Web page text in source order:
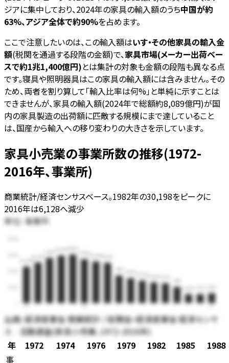
ジアに集中しており、2024年の家具の輸入額のうち中国が約
63%、アジア全体で約90%を占めます。
ここで注意したいのは、この輸入額はいす・その他家具の輸入金
額(税関を通過する段階の金額)で、家具市場(メーカー出荷ベー
スで約1兆1,400億円)とは集計の対象も金額の段階も異なる点
です。寝具や照明器具はこの家具の輸入額には含みません。その
ため、両者を割り算して「輸入比率は何%」と単純に示すことは
できませんが、家具の輸入額(2024年で総額約8,089億円)が国
内の家具製造の出荷額に匹敵する規模にまで達していること
は、国産から輸入への移り変わりの大きさを示しています。
家具小売業の事業所数の推移(1972-
2016年、事業所)
商業統計/経済センサスベース。1982年の30,198をピークに
2016年は6,128へ減少
単位: 事業所
出典:経済産業省 商業統計 / 総務省・経済産業省 経済センサ
ス‐活動調査(家具小売業、1972-2016年)
年
1972 1974 1976 1979 1982 1985
1988
事